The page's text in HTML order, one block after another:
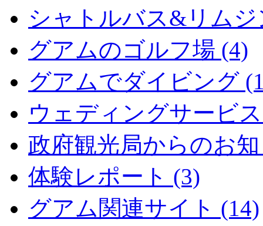
シャトルバス&リムジ
グアムのゴルフ場 (4)
グアムでダイビング
ウェディングサービ
政府観光局からのお
体験レポート (3)
グアム関連サイト (14)